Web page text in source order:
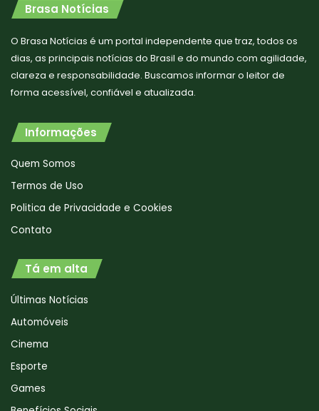
Brasa Notícias
O Brasa Notícias é um portal independente que traz, todos os
dias, as principais notícias do Brasil e do mundo com agilidade,
clareza e responsabilidade. Buscamos informar o leitor de
forma acessível, confiável e atualizada.
Informações
Quem Somos
Termos de Uso
Politica de Privacidade e Cookies
Contato
Tá em alta
Últimas Notícias
Automóveis
Cinema
Esporte
Games